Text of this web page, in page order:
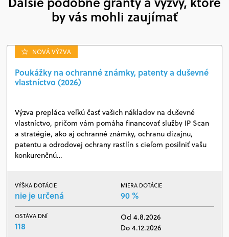
by vás mohli zaujímať
NOVÁ VÝZVA
Poukážky na ochranné známky, patenty a duševné
vlastníctvo (2026)
Výzva prepláca veľkú časť vašich nákladov na duševné
vlastníctvo, pričom vám pomáha financovať služby IP Scan
a stratégie, ako aj ochranné známky, ochranu dizajnu,
patentu a odrodovej ochrany rastlín s cieľom posilniť vašu
konkurenčnú…
VÝŠKA DOTÁCIE
nie je určená
MIERA DOTÁCIE
90 %
OSTÁVA DNÍ
118
Od 4.8.2026
Do 4.12.2026